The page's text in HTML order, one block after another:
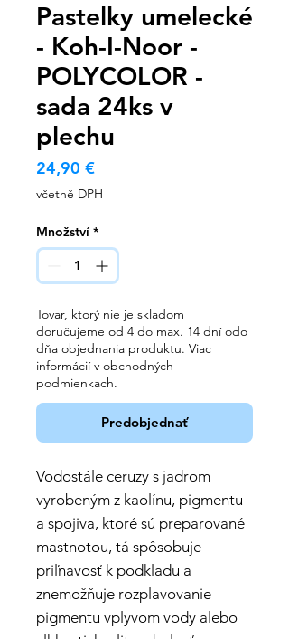
Pastelky umelecké
- Koh-I-Noor -
POLYCOLOR -
sada 24ks v
plechu
24,90 €Cena
včetně DPH
Množství *
Tovar, ktorý nie je skladom
doručujeme od 4 do max. 14 dní odo
dňa objednania produktu. Viac
informácií v obchodných
podmienkach.
Predobjednať
Vodostále ceruzy s jadrom
vyrobeným z kaolínu, pigmentu
a spojiva, ktoré sú preparované
mastnotou, tá spôsobuje
priľnavosť k podkladu a
znemožňuje rozplavovanie
pigmentu vplyvom vody alebo